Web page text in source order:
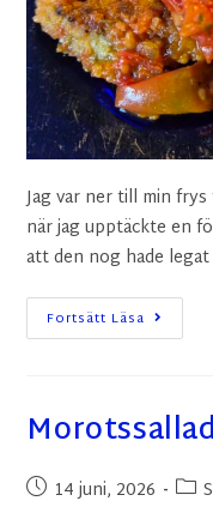
Jag var ner till min
när jag upptäckte en
att den nog hade
Fortsätt Läsa
14 juni, 2026